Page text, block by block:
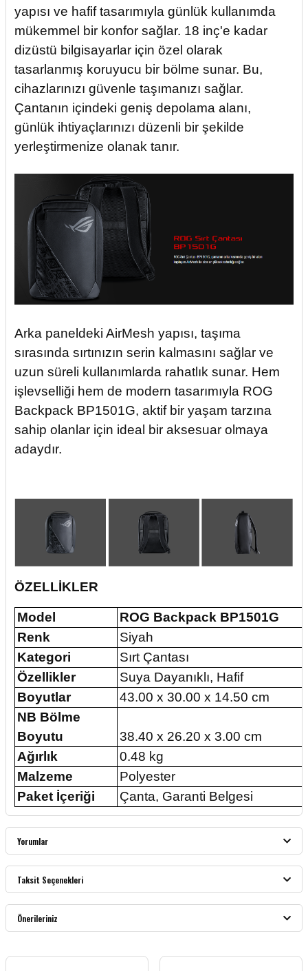
yapısı ve hafif tasarımıyla günlük kullanımda
mükemmel bir konfor sağlar. 18 inç'e kadar
dizüstü bilgisayarlar için özel olarak
tasarlanmış koruyucu bir bölme sunar. Bu,
cihazlarınızı güvenle taşımanızı sağlar.
Çantanın içindeki geniş depolama alanı,
günlük ihtiyaçlarınızı düzenli bir şekilde
yerleştirmenize olanak tanır.
Arka paneldeki AirMesh yapısı, taşıma
sırasında sırtınızın serin kalmasını sağlar ve
uzun süreli kullanımlarda rahatlık sunar. Hem
işlevselliği hem de modern tasarımıyla ROG
Backpack BP1501G, aktif bir yaşam tarzına
sahip olanlar için ideal bir aksesuar olmaya
adaydır.
ÖZELLİKLER
Model
ROG Backpack BP1501G
Renk
Siyah
Kategori
Sırt Çantası
Özellikler
Suya Dayanıklı, Hafif
Boyutlar
43.00 x 30.00 x 14.50 cm
NB Bölme
Boyutu
38.40 x 26.20 x 3.00 cm
Ağırlık
0.48 kg
Malzeme
Polyester
Paket İçeriği
Çanta, Garanti Belgesi
Yorumlar
Bu ürüne ilk yorumu siz yapın!
Taksit Seçenekleri
Önerileriniz
Bu ürünün fiyat bilgisi, resim, ürün açıklamalarında ve diğer konularda yetersiz